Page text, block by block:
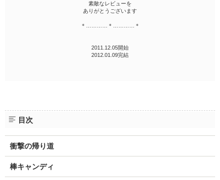
素敵なレビューを
ありがとうございます
＊…………＊…………＊
2011.12.05開始
2012.01.09完結
目次
衝撃の帰り道
棒キャンディ